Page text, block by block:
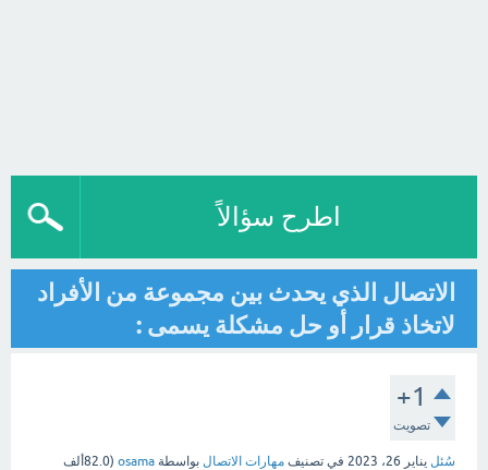
اطرح سؤالاً
الاتصال الذي يحدث بين مجموعة من الأفراد
لاتخاذ قرار أو حل مشكلة يسمى :
+1
تصويت
سُئل يناير 26، 2023 في تصنيف مهارات الاتصال بواسطة osama
(82.0ألف